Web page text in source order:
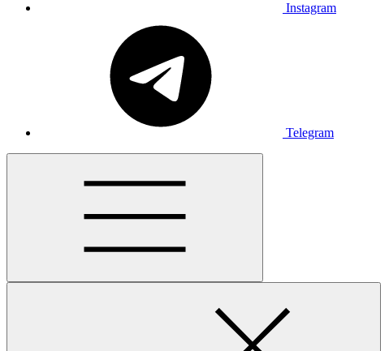
Instagram
Telegram